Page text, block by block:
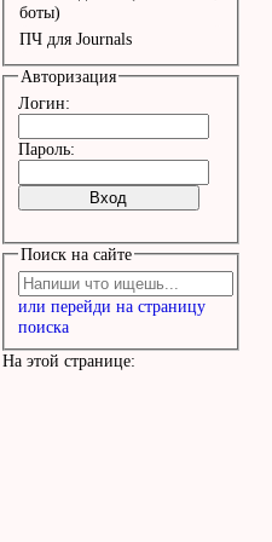
было тепло.
Ты была
Ты была
Теперь
рукой.
Теперь
Прощай,
боты)
ПЧ для Journals
Авторизация
Логин:
Пароль:
Поиск на сайте
или перейди на страницу
поиска
На этой странице: